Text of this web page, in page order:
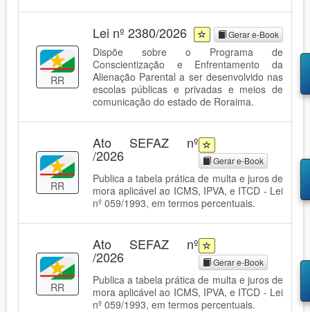
RR
Lei nº 2380/2026 Gerar e-Book
Dispõe sobre o Programa de
Conscientização e Enfrentamento da
Alienação Parental a ser desenvolvido nas
escolas públicas e privadas e meios de
comunicação do estado de Roraima.
RR
Ato SEFAZ nº
/2026 Gerar e-Book
Publica a tabela prática de multa e juros de
mora aplicável ao ICMS, IPVA, e ITCD - Lei
nº 059/1993, em termos percentuais.
RR
Ato SEFAZ nº
/2026 Gerar e-Book
Publica a tabela prática de multa e juros de
mora aplicável ao ICMS, IPVA, e ITCD - Lei
nº 059/1993, em termos percentuais.